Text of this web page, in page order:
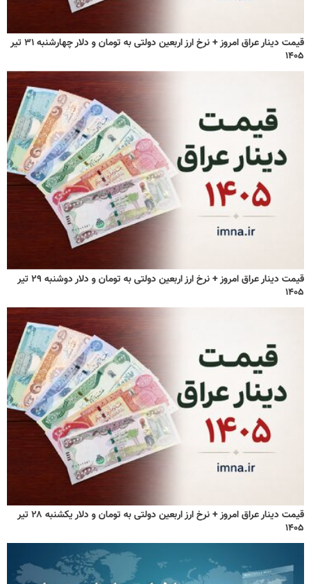
قیمت دینار عراق امروز + نرخ ارز اربعین دولتی به تومان و دلار چهارشنبه ۳۱ تیر
۱۴۰۵
قیمت دینار عراق امروز + نرخ ارز اربعین دولتی به تومان و دلار دوشنبه ۲۹ تیر
۱۴۰۵
قیمت دینار عراق امروز + نرخ ارز اربعین دولتی به تومان و دلار یکشنبه ۲۸ تیر
۱۴۰۵